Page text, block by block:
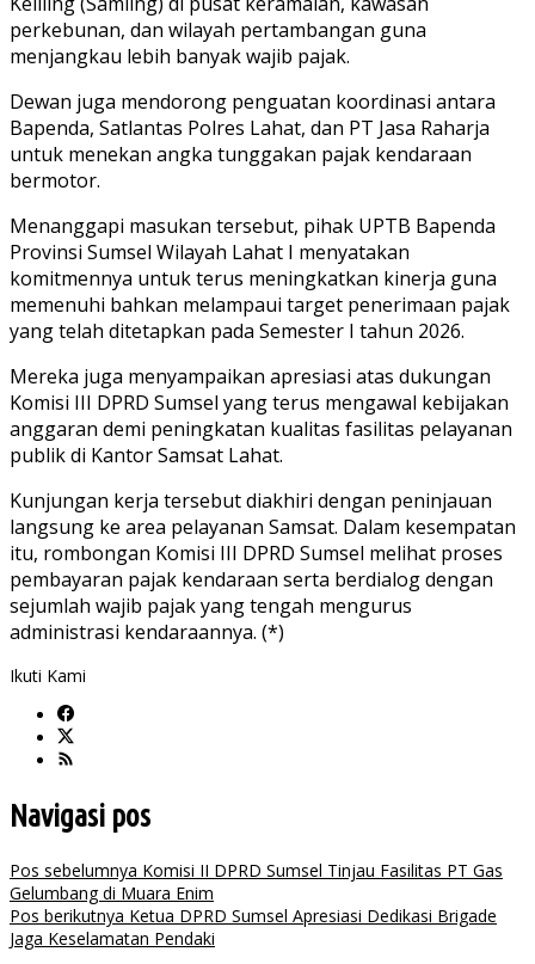
perkebunan, dan wilayah pertambangan guna
menjangkau lebih banyak wajib pajak.
Dewan juga mendorong penguatan koordinasi antara
Bapenda, Satlantas Polres Lahat, dan PT Jasa Raharja
untuk menekan angka tunggakan pajak kendaraan
bermotor.
Menanggapi masukan tersebut, pihak UPTB Bapenda
Provinsi Sumsel Wilayah Lahat I menyatakan
komitmennya untuk terus meningkatkan kinerja guna
memenuhi bahkan melampaui target penerimaan pajak
yang telah ditetapkan pada Semester I tahun 2026.
Mereka juga menyampaikan apresiasi atas dukungan
Komisi III DPRD Sumsel yang terus mengawal kebijakan
anggaran demi peningkatan kualitas fasilitas pelayanan
publik di Kantor Samsat Lahat.
Kunjungan kerja tersebut diakhiri dengan peninjauan
langsung ke area pelayanan Samsat. Dalam kesempatan
itu, rombongan Komisi III DPRD Sumsel melihat proses
pembayaran pajak kendaraan serta berdialog dengan
sejumlah wajib pajak yang tengah mengurus
administrasi kendaraannya. (*)
Ikuti Kami
Navigasi pos
Pos sebelumnya Komisi II DPRD Sumsel Tinjau Fasilitas PT Gas
Gelumbang di Muara Enim
Pos berikutnya Ketua DPRD Sumsel Apresiasi Dedikasi Brigade
Jaga Keselamatan Pendaki